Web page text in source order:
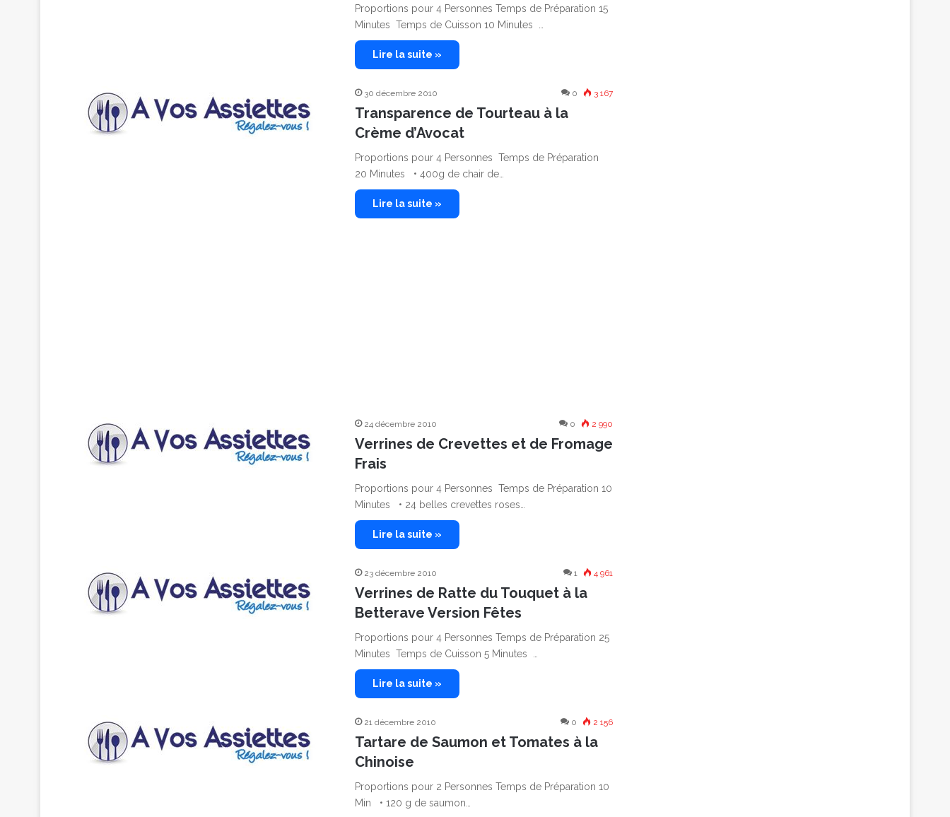
Proportions pour 4 Personnes Temps de Préparation 15
Minutes Temps de Cuisson 10 Minutes …
Lire la suite »
30 décembre 2010 0 3 167
Transparence de Tourteau à la
Crème d’Avocat
Proportions pour 4 Personnes Temps de Préparation
20 Minutes • 400g de chair de…
Lire la suite »
24 décembre 2010 0 2 990
Verrines de Crevettes et de Fromage
Frais
Proportions pour 4 Personnes Temps de Préparation 10
Minutes • 24 belles crevettes roses…
Lire la suite »
23 décembre 2010 1 4 961
Verrines de Ratte du Touquet à la
Betterave Version Fêtes
Proportions pour 4 Personnes Temps de Préparation 25
Minutes Temps de Cuisson 5 Minutes …
Lire la suite »
21 décembre 2010 0 2 156
Tartare de Saumon et Tomates à la
Chinoise
Proportions pour 2 Personnes Temps de Préparation 10
Min • 120 g de saumon…